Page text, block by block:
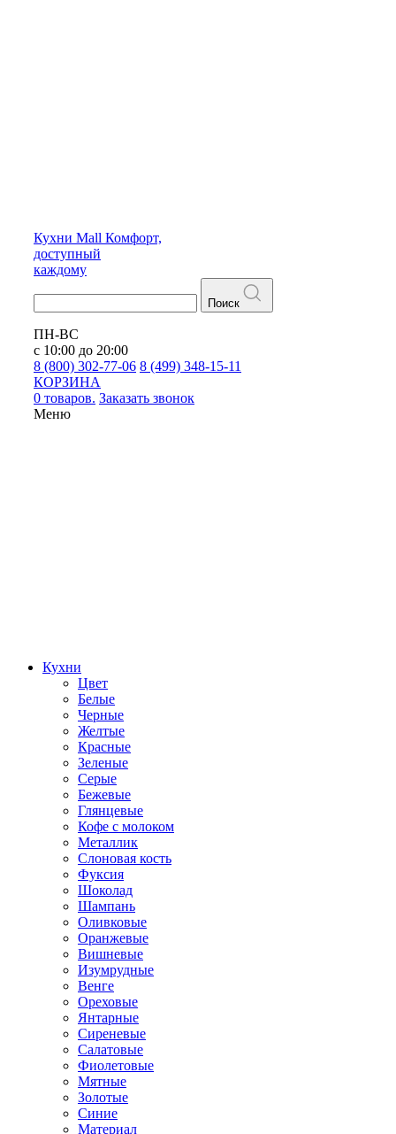
Кухни Mall Комфорт,
доступный
каждому
Поиск
ПН-ВС
с 10:00 до 20:00
8 (800) 302-77-06 8 (499) 348-15-11
КОРЗИНА
0 товаров. Заказать звонок
Меню
Кухни
Цвет
Белые
Черные
Желтые
Красные
Зеленые
Серые
Бежевые
Глянцевые
Кофе с молоком
Металлик
Слоновая кость
Фуксия
Шоколад
Шампань
Оливковые
Оранжевые
Вишневые
Изумрудные
Венге
Ореховые
Янтарные
Сиреневые
Салатовые
Фиолетовые
Мятные
Золотые
Синие
Материал